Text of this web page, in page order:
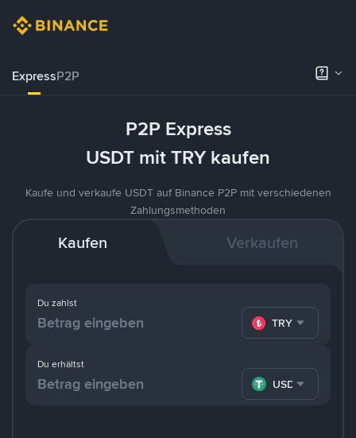
ExpressP2P
P2P Express
USDT mit TRY kaufen
Kaufe und verkaufe USDT auf Binance P2P mit verschiedenen
Zahlungsmethoden
Kaufen Verkaufen
Du zahlst
TRY
Du erhältst
USDT